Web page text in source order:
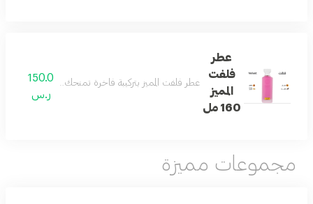
عطر
فلفت
المميز
160 مل
عطر فلفت المميز بتركيبة فاخرة تمنحك رائحة منعشة
150.0
ر.س
مجموعات مميزة